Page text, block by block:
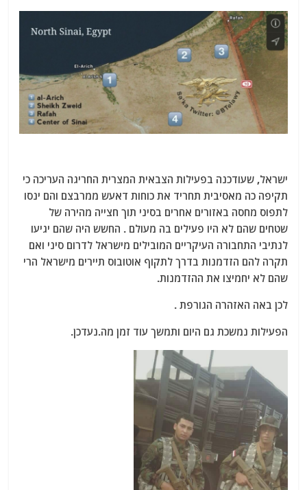
ישראל, שעודכנה בפעילות הצבאית המצרית החריגה העריכה כי
תקיפה כה מאסיבית תחריד את כוחות דאעש ממרבצם והם ינסו
לתפוס מחסה באזורים אחרים בסיני תוך חצייה מהירה של
שטחים שהם לא היו פעילים בה מעולם . החשש היה שהם יגיעו
לנתיבי התחבורה העיקריים המובילים מישראל לדרום סיני ואם
תקרה להם הזדמנות בדרך לתקוף אוטובוס תיירים מישראל הרי
שהם לא יחמיצו את ההזדמנות.
לכן באה האזהרה הגורפת .
הפעילות נמשכת גם היום ותמשך עוד זמן מה.נעדכן.